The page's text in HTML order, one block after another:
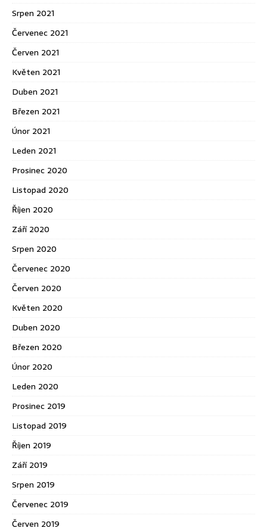
Srpen 2021
Červenec 2021
Červen 2021
Květen 2021
Duben 2021
Březen 2021
Únor 2021
Leden 2021
Prosinec 2020
Listopad 2020
Říjen 2020
Září 2020
Srpen 2020
Červenec 2020
Červen 2020
Květen 2020
Duben 2020
Březen 2020
Únor 2020
Leden 2020
Prosinec 2019
Listopad 2019
Říjen 2019
Září 2019
Srpen 2019
Červenec 2019
Červen 2019